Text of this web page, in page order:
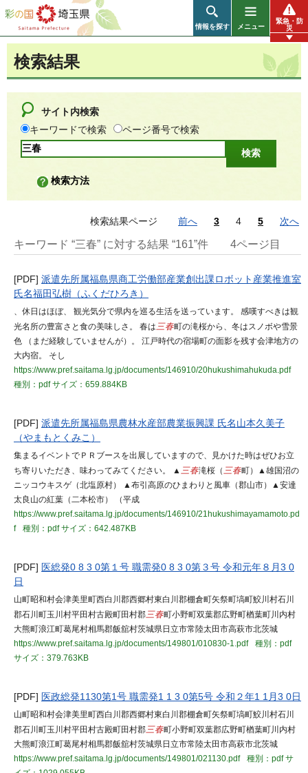
彩の国 埼玉県
情報を探す メニュー
緊急・防
災
検索結果
サイト内検索
キーワードで検索
ページ番号で検索
検索方法
検索結果ページ 前へ 3 4 5 次へ
キーワード “三春” に対する結果 “161”件 4ページ目
[PDF] 派遣先所属福島県商工労働部産業創出課ロボット産業推進室
氏名福田弘樹（ふくだひろき）
、休日はほぼ、 観光気分で県内を巡る生活を送っています。 感嘆すべきは観
光名所の豊富さと食の美味しさ。 春は三春町の滝桜から、冬はスノボや雪景
色 （まだ経験していませんが）。 江戸時代の宿場町の面影を残す会津地方の
大内宿。 そし
https://www.pref.saitama.lg.jp/documents/146910/20hukushimahukuda.pdf
種別：pdfサイズ：659.884KB
[PDF] 派遣先所属福島県農林水産部農業振興課 氏名山本久美子
（やまもとくみこ）
集まるイベントでＰＲブースを出展していますので、見かけた時はぜひお立
ち寄りいただき、味わってみてください。 ▲三春滝桜（三春町）▲雄国沼の
ニッコウキスゲ（北塩原村） ▲布引高原のひまわりと風車（郡山市）▲安達
太良山の紅葉（二本松市） （平成
https://www.pref.saitama.lg.jp/documents/146910/21hukushimayamamoto.pd
f
種別：pdfサイズ：642.487KB
[PDF] 医総発0 8 3 0第１号 職需発0 8 3 0第３号 令和元年８月3 0
日
山町昭和村会津美里町西白川郡西郷村東白川郡棚倉町矢祭町塙町鮫川村石川
郡石川町玉川村平田村古殿町田村郡三春町小野町双葉郡広野町楢葉町川内村
大熊町浪江町葛尾村相馬郡飯舘村茨城県日立市常陸太田市高萩市北茨城
https://www.pref.saitama.lg.jp/documents/149801/010830-1.pdf
種別：pdf
サイズ：379.763KB
[PDF] 医政総発1130第1号 職需発1 1 3 0第5号 令和２年1 1月3 0日
山町昭和村会津美里町西白川郡西郷村東白川郡棚倉町矢祭町塙町鮫川村石川
郡石川町玉川村平田村古殿町田村郡三春町小野町双葉郡広野町楢葉町川内村
大熊町浪江町葛尾村相馬郡飯舘村茨城県日立市常陸太田市高萩市北茨城
https://www.pref.saitama.lg.jp/documents/149801/021130.pdf
種別：pdfサ